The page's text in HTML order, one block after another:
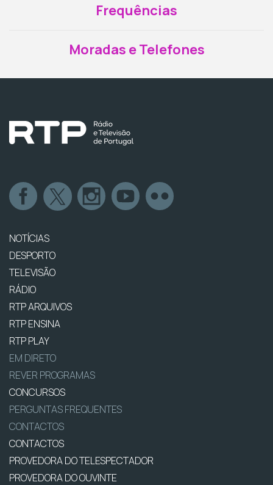
Frequências
Moradas e Telefones
NOTÍCIAS
DESPORTO
TELEVISÃO
RÁDIO
RTP ARQUIVOS
RTP ENSINA
RTP PLAY
EM DIRETO
REVER PROGRAMAS
CONCURSOS
PERGUNTAS FREQUENTES
CONTACTOS
CONTACTOS
PROVEDORA DO TELESPECTADOR
PROVEDORA DO OUVINTE